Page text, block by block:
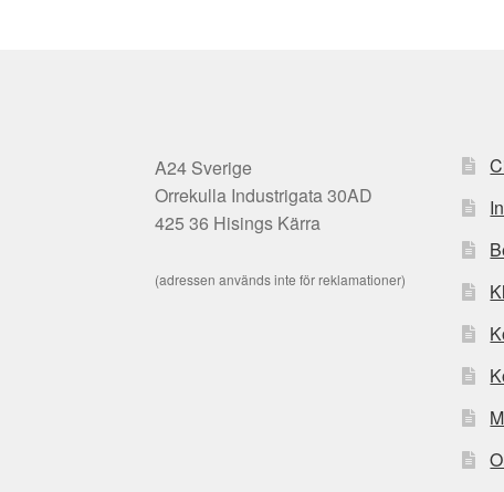
A24 Sverige
Orrekulla Industrigata 30AD
425 36 Hisings Kärra
(adressen används inte för reklamationer)